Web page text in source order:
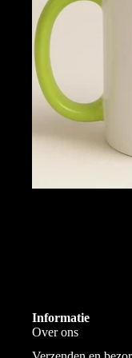
Informatie
Over ons